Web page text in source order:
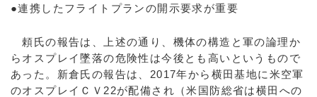
●連携したフライトプランの開示要求が重要
頼氏の報告は、上述の通り、機体の構造と軍の論理か
らオスプレイ墜落の危険性は今後とも高いというもので
あった。新倉氏の報告は、2017年から横田基地に米空軍
のオスプレイＣＶ22が配備され（米国防総省は横田への